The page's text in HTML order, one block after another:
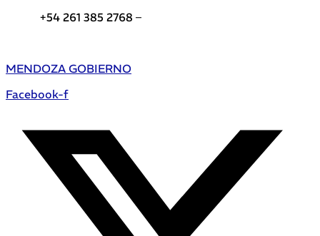
+54 261 385 2768 –
MENDOZA GOBIERNO
Facebook-f